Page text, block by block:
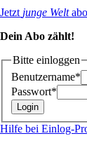
Jetzt junge Welt
Dein Abo zählt!
Bitte einloggen
Benutzername*
Passwort*
Hilfe bei Einlog-